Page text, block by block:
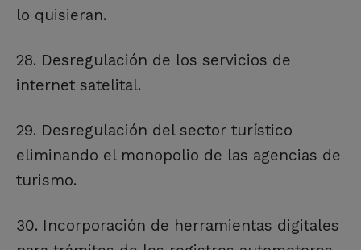
lo quisieran.
28. Desregulación de los servicios de
internet satelital.
29. Desregulación del sector turístico
eliminando el monopolio de las agencias de
turismo.
30. Incorporación de herramientas digitales